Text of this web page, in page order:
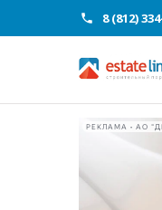
8 (812)
РЕКЛАМА • АО